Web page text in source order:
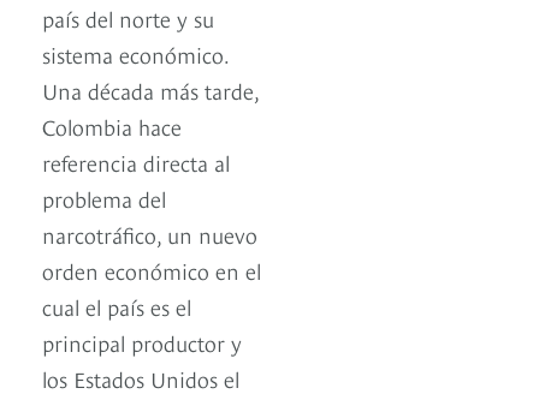
país del norte y su
sistema económico.
Una década más tarde,
Colombia hace
referencia directa al
problema del
narcotráfico, un nuevo
orden económico en el
cual el país es el
principal productor y
los Estados Unidos el